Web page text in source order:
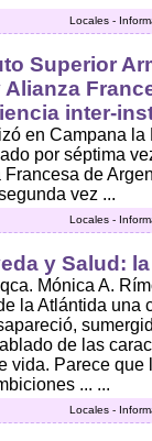
Locales -
Superior
Alianza
inter-
en Campana la
por séptima
Francesa de
vez ...
Locales -
y Salud:
Mónica A.
la Atlántida una
de las
vida. Parece que
... ...
Locales -